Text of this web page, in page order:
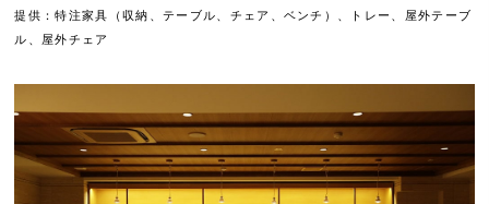
提供：特注家具（収納、テーブル、チェア、ベンチ）、トレー、屋外テーブ
ル、屋外チェア